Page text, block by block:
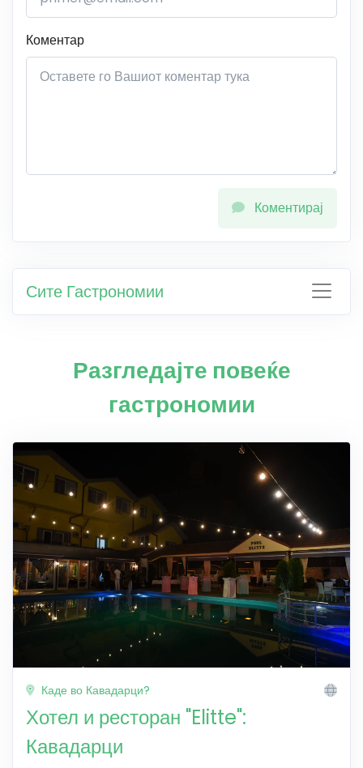
Коментар
Коментирај
Сите Гастрономии
Разгледајте повеќе
гастрономии
Каде во Кавадарци?
Хотел и ресторан "Elitte":
Кавадарци